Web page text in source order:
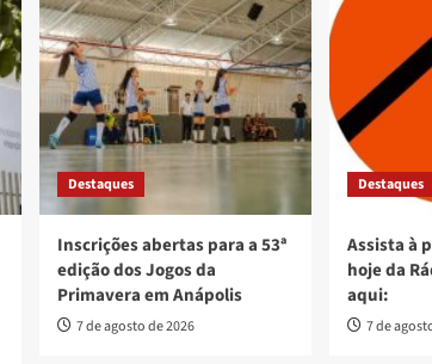
Destaques
Inscrições abertas para a 53ª
edição dos Jogos da
Primavera em Anápolis
7 de agosto de 2026
Destaques
Assista à
hoje da
aqui:
7 de